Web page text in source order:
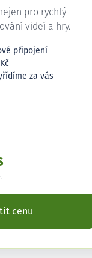
pro rychlý
videí a hry.
připojení
za vás
cenu